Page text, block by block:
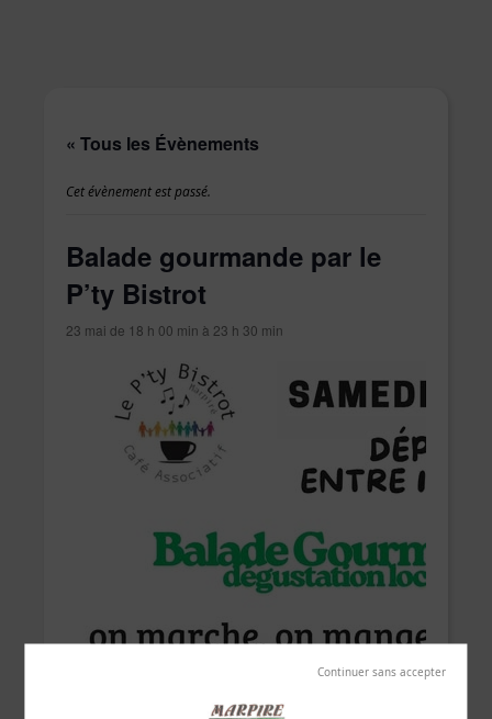
« Tous les Évènements
Cet évènement est passé.
Balade gourmande par le
P’ty Bistrot
23 mai de 18 h 00 min à 23 h 30 min